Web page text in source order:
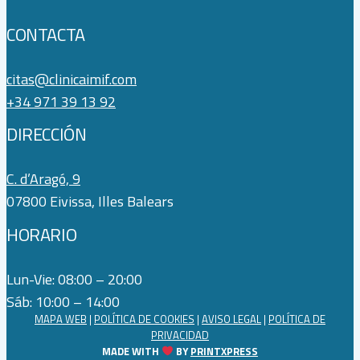
CONTACTA
citas@clinicaimif.com
+34 971 39 13 92
DIRECCIÓN
C. d’Aragó, 9
07800 Eivissa, Illes Balears
HORARIO
Lun-Vie: 08:00 – 20:00
Sáb: 10:00 – 14:00
MAPA WEB | POLÍTICA DE COOKIES | AVISO LEGAL | POLÍTICA DE
PRIVACIDAD
MADE WITH
BYPRINTXPRESS